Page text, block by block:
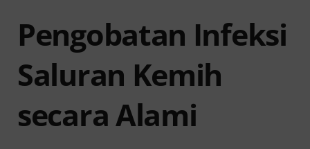
Pengobatan Infeksi
Saluran Kemih
secara Alami